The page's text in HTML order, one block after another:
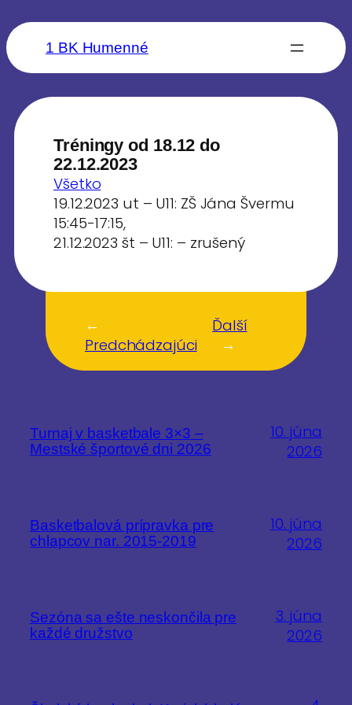
1 BK Humenné
Tréningy od 18.12 do
22.12.2023
Všetko
19.12.2023 ut – U11: ZŠ Jána Švermu
15:45-17:15,
21.12.2023 št – U11: – zrušený
←
Predchádzajúci
Ďalší
→
Turnaj v basketbale 3×3 –
Mestské športové dni 2026
10. júna
2026
Basketbalová prípravka pre
chlapcov nar. 2015-2019
10. júna
2026
Sezóna sa ešte neskončila pre
každé družstvo
3. júna
2026